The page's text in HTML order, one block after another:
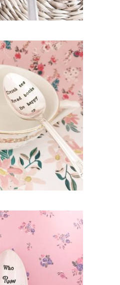
GRAVÉE VINTAGE :
BOOKS BE HAPPY
35,00€
AU PANIER
VINTAGE : WHO
WORLD?
€